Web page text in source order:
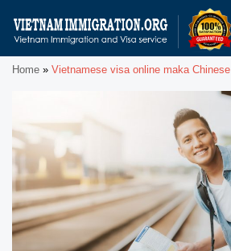
Home » Vietnamese visa online maka Chinese